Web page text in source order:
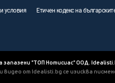
условия Етичен кодекс на
запазени "ТОП Нотисиас" ООД.
видео от Idealisti.bg се изисква